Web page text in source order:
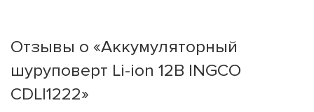
Отзывы о «Аккумуляторный
шуруповерт Li-ion 12В INGCO
CDLI1222»